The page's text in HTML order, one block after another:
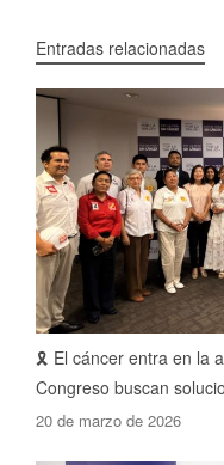
Entradas relacionadas
🎗️ El cáncer entra en la
Congreso buscan
20 de marzo de 2026